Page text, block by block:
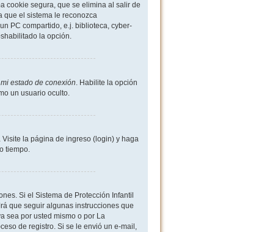
cookie segura, que se elimina al salir de
que el sistema le reconozca
PC compartido, e.j. biblioteca, cyber-
la opción.
estado de conexión . Habilite la opción
un usuario oculto.
la página de ingreso (login) y haga
tiempo.
Si el Sistema de Protección Infantil
que seguir algunas instrucciones que
sea por usted mismo o por La
de registro. Si se le envió un e-mail,